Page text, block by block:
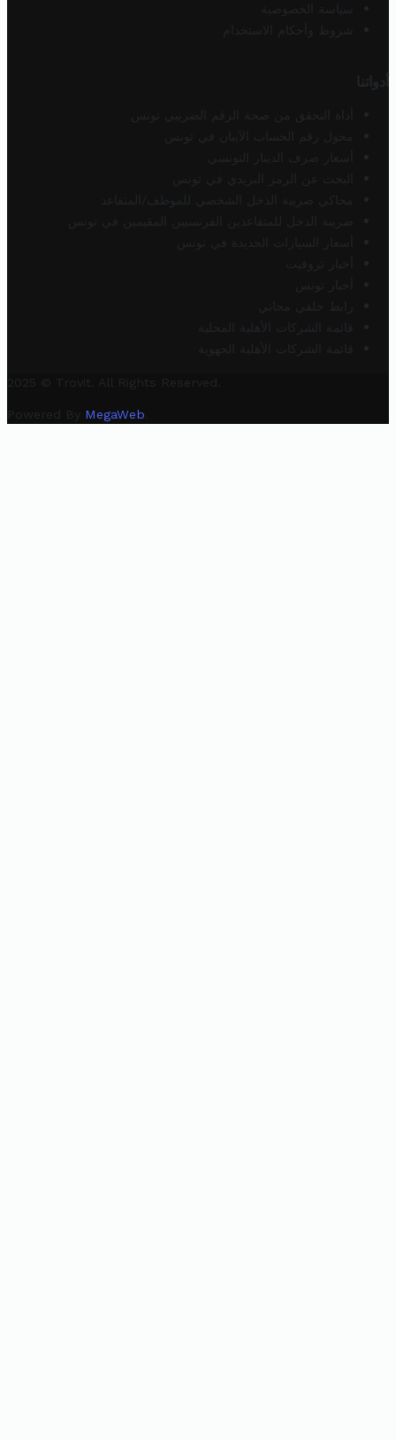
سياسة الخصوصية
شروط وأحكام الاستخدام
أدواتنا
أداة التحقق من صحة الرقم الضريبي تونس
محول رقم الحساب الآيبان في تونس
أسعار صرف الدينار التونسي
البحث عن الرمز البريدي في تونس
محاكي ضريبة الدخل الشخصي للموظف/المتقاعد
ضريبة الدخل للمتقاعدين الفرنسيين المقيمين في تونس
أسعار السيارات الجديدة في تونس
أخبار تروفيت
أخبار تونس
رابط خلفي مجاني
قائمة الشركات الأهلية المحلية
قائمة الشركات الأهلية الجهوية
2025 © Trovit. All Rights Reserved.
Powered By MegaWeb